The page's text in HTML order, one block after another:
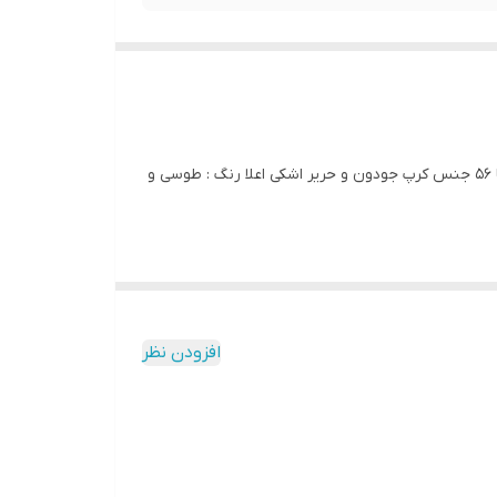
کد 3416 پیراهن مجلسی جلو گرهی بیگ سایز آی یلدیز دوخت و کیفیت تضمینی تنخور عالی سایز 4 مناسب 44 تا 48 سایز 5 مناسب 50تا 56 جنس کرپ جودون و حریر اشکی اعلا رنگ : طوسی و
افزودن نظر